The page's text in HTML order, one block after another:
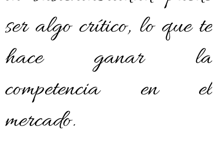
ser algo crítico, lo que te
hace ganar la
competencia en el
mercado.